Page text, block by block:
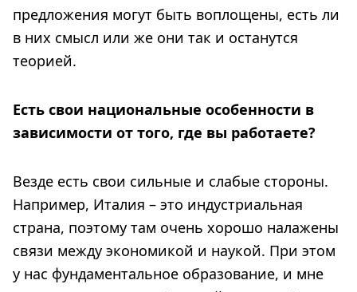
предложения могут быть воплощены, есть ли
в них смысл или же они так и останутся
теорией.
Есть свои национальные особенности в
зависимости от того, где вы работаете?
Везде есть свои сильные и слабые стороны.
Например, Италия – это индустриальная
страна, поэтому там очень хорошо налажены
связи между экономикой и наукой. При этом
у нас фундаментальное образование, и мне